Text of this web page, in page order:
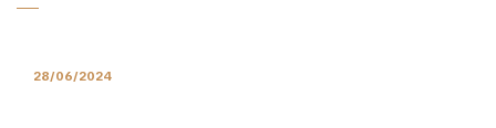
28/06/2024